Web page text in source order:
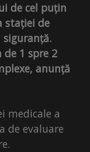
de cel puțin
stației de
1 spre 2
anunță
medicale a
de evaluare